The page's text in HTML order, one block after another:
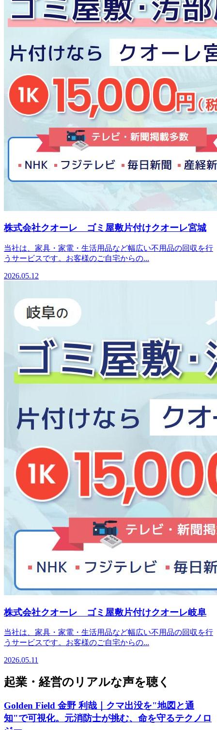
株式会社クオーレ ゴミ屋敷片付けクオーレ宮城
当社は、家具・家電・生活用品など幅広い不用品の回収を行
うサービスです。お客様のご自宅からの...
2026.05.12
株式会社クオーレ ゴミ屋敷片付けクオーレ岐阜
当社は、家具・家電・生活用品など幅広い不用品の回収を行
うサービスです。お客様のご自宅からの...
2026.05.11
起業・経営のリアルな声を聴く
Golden Field 金野 利哉｜クマ出没を"地図と通
知"で可視化。元消防士が挑む、命を守るテクノロ